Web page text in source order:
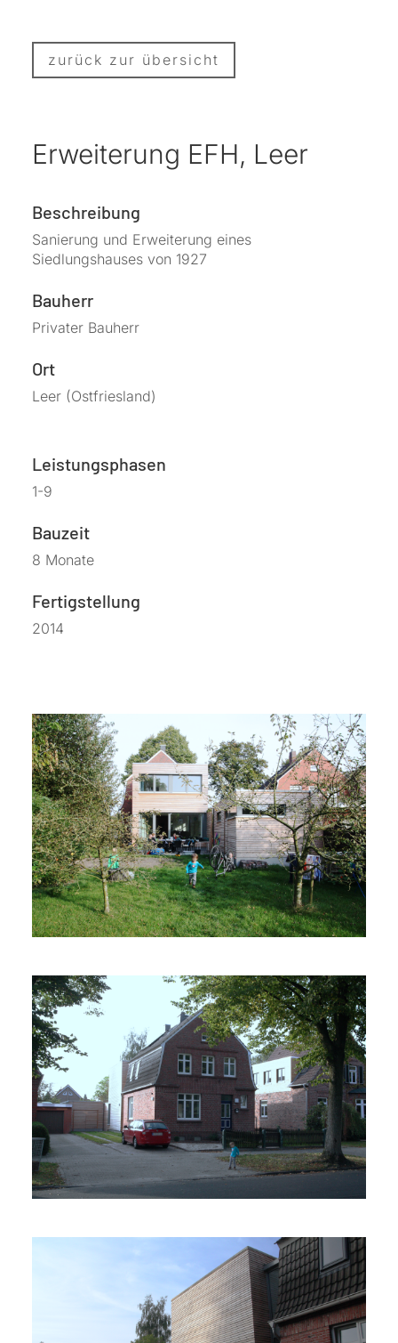
zurück zur übersicht
Erweiterung EFH, Leer
Beschreibung
Sanierung und Erweiterung eines
Siedlungshauses von 1927
Bauherr
Privater Bauherr
Ort
Leer (Ostfriesland)
Leistungsphasen
1-9
Bauzeit
8 Monate
Fertigstellung
2014